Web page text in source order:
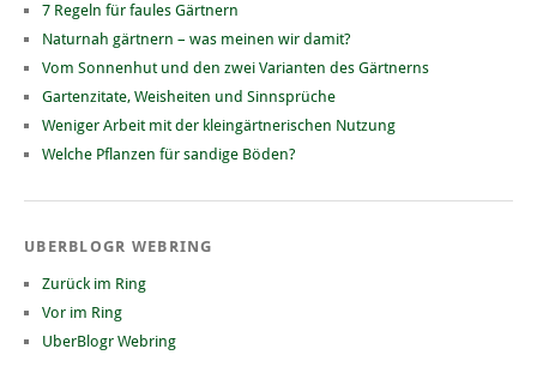
7 Regeln für faules Gärtnern
Naturnah gärtnern – was meinen wir damit?
Vom Sonnenhut und den zwei Varianten des Gärtnerns
Gartenzitate, Weisheiten und Sinnsprüche
Weniger Arbeit mit der kleingärtnerischen Nutzung
Welche Pflanzen für sandige Böden?
UBERBLOGR WEBRING
Zurück im Ring
Vor im Ring
UberBlogr Webring